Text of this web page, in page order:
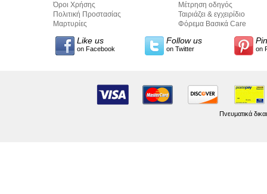
Όροι Χρήσης
Πολιτική Προστασίας
Προσωπικών Δεδομένων
Μαρτυρίες
Μέτρηση οδηγός
Ταιριάζει & εγχειρίδιο
σύνταξης κειμένων
Φόρεμα Βασικά Care
Like us
on Facebook
Follow us
on Twitter on
Πνευματικά